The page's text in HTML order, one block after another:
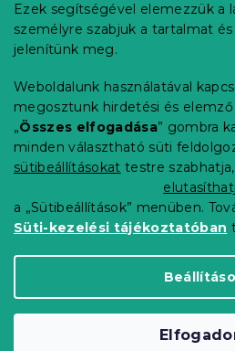
Ezek segítségével elemezzük a
személyre szabjuk a tartalmat
jelenítünk meg.
Weboldalunk használatával
megosztunk hirdetési és
„Összes elfogadása” gombra
minden választható süti
sütibeállításokat testre
a „Sütibeállítások” menüben.
Süti-kezelési tájékoztatóban
Szállítási lehetőségek
Fizetési lehetőségek
Reklamáció és áruvisszaküldés
Elérhetőség
Általános szerződési
Adatvédelmi nyilatkozat
Blog
Partnereinknek
Copyright 2026Elerheto
Süti